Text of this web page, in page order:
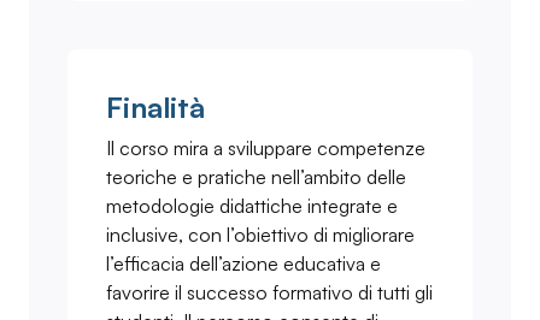
Finalità
Il corso mira a sviluppare competenze
teoriche e pratiche nell’ambito delle
metodologie didattiche integrate e
inclusive, con l’obiettivo di migliorare
l’efficacia dell’azione educativa e
favorire il successo formativo di tutti gli